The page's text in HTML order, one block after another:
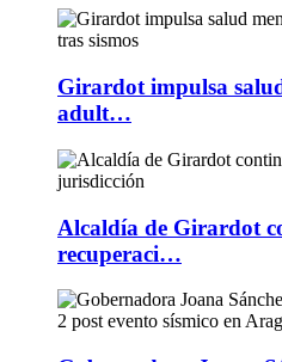
Girardot impulsa
adult…
Alcaldía de Girardot
recuperaci…